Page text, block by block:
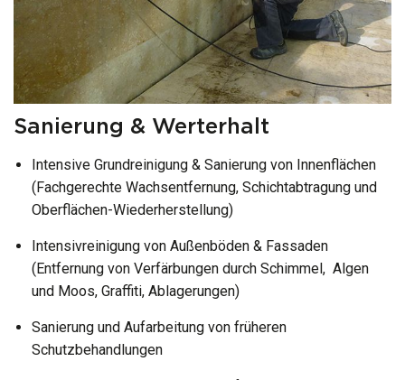
Sanierung & Werterhalt
Intensive Grundreinigung & Sanierung von Innenflächen
(Fachgerechte Wachsentfernung, Schichtabtragung und
Oberflächen-Wiederherstellung)
Intensivreinigung von Außenböden & Fassaden
(Entfernung von Verfärbungen durch Schimmel, Algen
und Moos, Graffiti, Ablagerungen)
Sanierung und Aufarbeitung von früheren
Schutzbehandlungen